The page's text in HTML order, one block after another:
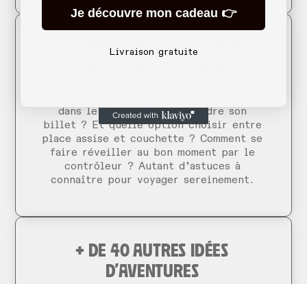
UN MAX D'ASTUCES POUR
dans le train ? Quand prendre son
billet ? Et quelle option choisir entre
place assise et couchette ? Comment se
faire réveiller au bon moment par le
contrôleur ? Autant d’astuces à
connaître pour voyager sereinement.
+ DE 40 AUTRES IDÉES
D'AVENTURES
Je découvre mon cadeau 👉
Livraison gratuite